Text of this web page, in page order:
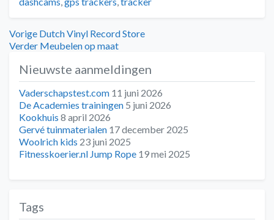
Bericht
navigatie
Vorige Vorig
bericht:
Dutch Vinyl Record Store
Verder Volgend
Meubelen op maat
Nieuwste aanmeldingen
Vaderschapstest.com 11 juni 2026
De Academies trainingen 5 juni 2026
Kookhuis 8 april 2026
Gervé tuinmaterialen 17 december 2025
Woolrich kids 23 juni 2025
Fitnesskoerier.nl Jump Rope 19 mei 2025
Tags